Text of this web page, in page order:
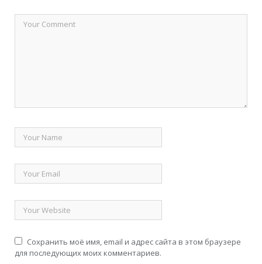
Сохранить моё имя, email и адрес сайта в этом браузере
для последующих моих комментариев.